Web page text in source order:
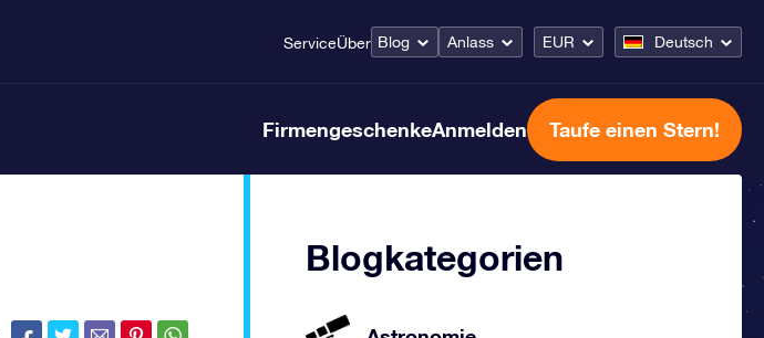
ServiceÜber Blog Anlass EUR Deutsch
FirmengeschenkeAnmelden Taufe einen Stern!
Blogkategorien